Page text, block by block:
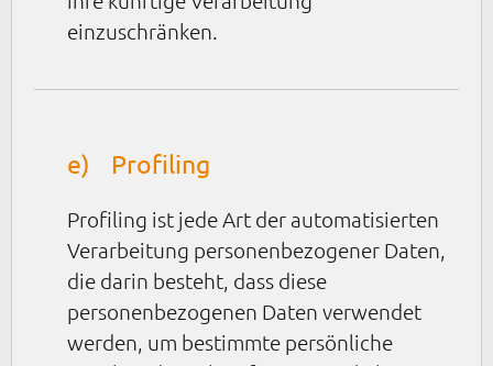
einzuschränken.
e) Profiling
Profiling ist jede Art der automatisierten
Verarbeitung personenbezogener Daten,
die darin besteht, dass diese
personenbezogenen Daten verwendet
werden, um bestimmte persönliche